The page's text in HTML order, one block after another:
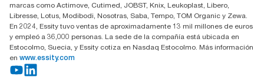
marcas como Actimove, Cutimed, JOBST, Knix, Leukoplast, Libero,
Libresse, Lotus, Modibodi, Nosotras, Saba, Tempo, TOM Organic y Zewa.
En 2024, Essity tuvo ventas de aproximadamente 13 mil millones de euros
y empleó a 36,000 personas. La sede de la compañía está ubicada en
Estocolmo, Suecia, y Essity cotiza en Nasdaq Estocolmo. Más información
en www.essity.com